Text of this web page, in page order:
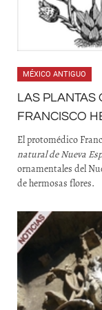
MÉXICO ANTIGUO
LAS PLANTAS
FRANCISCO
El protomédico
natural de Nueva
ornamentales del
de hermosas flores.